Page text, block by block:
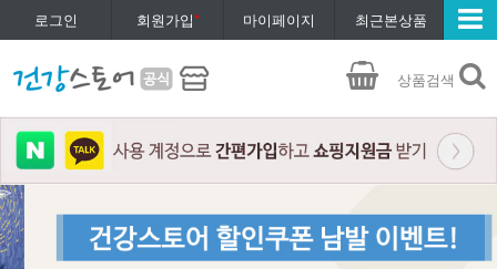
로그인 회원가입* 마이페이지 최근본상품
상품검색